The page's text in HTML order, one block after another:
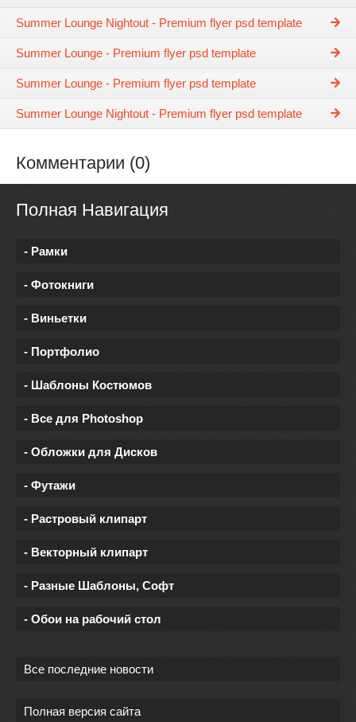
Summer Lounge Nightout - Premium flyer psd template
Summer Lounge - Premium flyer psd template
Summer Lounge - Premium flyer psd template
Summer Lounge Nightout - Premium flyer psd template
Комментарии (0)
Полная Навигация
- Рамки
- Фотокниги
- Виньетки
- Портфолио
- Шаблоны Костюмов
- Все для Photoshop
- Обложки для Дисков
- Футажи
- Растровый клипарт
- Векторный клипарт
- Разные Шаблоны, Софт
- Обои на рабочий стол
Все последние новости
Полная версия сайта